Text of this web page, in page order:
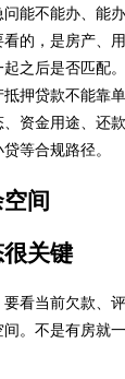
能不能办、能
的，是房产、
之后是否匹配。
押贷款不能靠
资金用途、还
等合规路径。
间
关键
看当前欠款、
。不是有房就